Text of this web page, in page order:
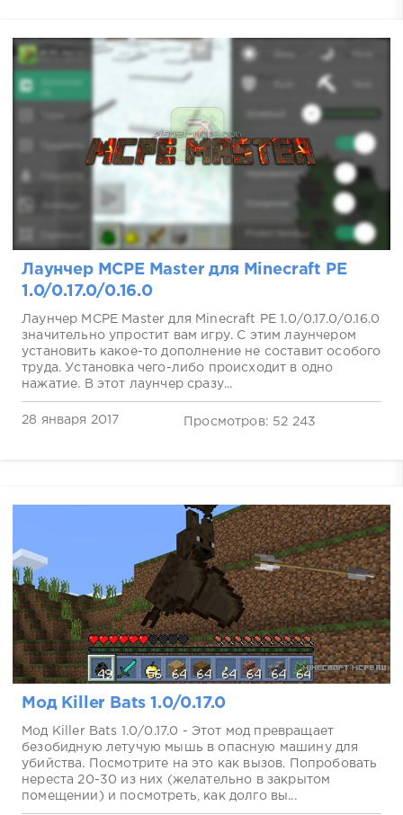
Лаунчер MCPE Master для Minecraft PE
1.0/0.17.0/0.16.0
Лаунчер MCPE Master для Minecraft PE 1.0/0.17.0/0.16.0
значительно упростит вам игру. С этим лаунчером
установить какое-то дополнение не составит особого
труда. Установка чего-либо происходит в одно
нажатие. В этот лаунчер сразу...
28 января 2017 Просмотров: 52 243
Мод Killer Bats 1.0/0.17.0
Мод Killer Bats 1.0/0.17.0 - Этот мод превращает
безобидную летучую мышь в опасную машину для
убийства. Посмотрите на это как вызов. Попробовать
нереста 20-30 из них (желательно в закрытом
помещении) и посмотреть, как долго вы...